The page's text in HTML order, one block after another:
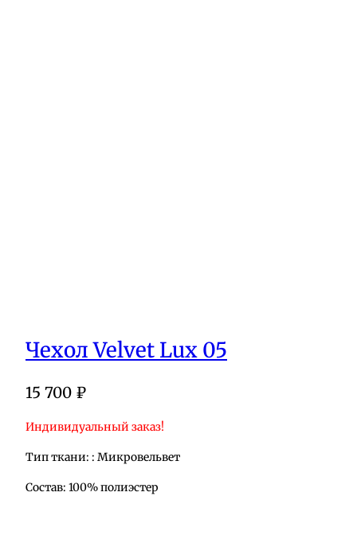
Чехол Velvet Lux 05
15 700 ₽
Индивидуальный заказ!
Тип ткани: : Микровельвет
Состав: 100% полиэстер